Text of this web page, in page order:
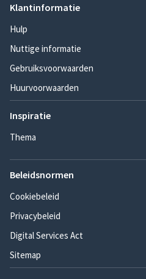
Klantinformatie
Hulp
Nuttige informatie
Gebruiksvoorwaarden
Huurvoorwaarden
Inspiratie
Thema
Beleidsnormen
Cookiebeleid
Privacybeleid
Digital Services Act
Sitemap